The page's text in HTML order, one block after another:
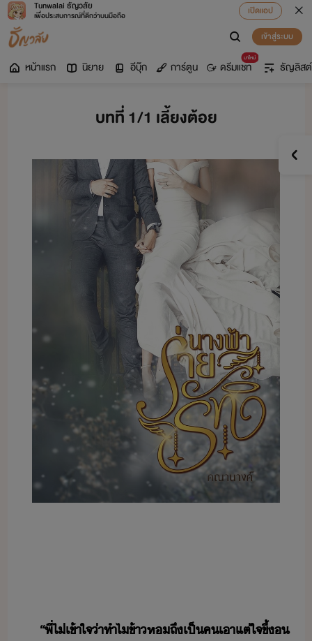
Tunwalai ธัญวลัย
เพื่อประสบการณ์ที่ดีกว่าบนมือถือ
เปิดแอป
เข้าสู่ระบบ
หน้าแรก นิยาย อีบุ๊ก การ์ตูน
มาใหม่
ดรีมแชท ธัญลิสต์
บทที่ 1/1 เลี้ยงต้อย
“​พี่​ไ่เข้าใจ​่า​ทำไ​ข้า​ห​ถึ​เป็​ค​เาแต่ใจ​ขี้​